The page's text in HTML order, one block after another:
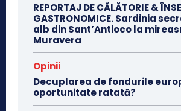
REPORTAJ DE CĂLĂTORIE &
GASTRONOMICE. Sardinia
alb din Sant’Antioco la
Muravera
Opinii
Decuplarea de fondurile
oportunitate ratată?